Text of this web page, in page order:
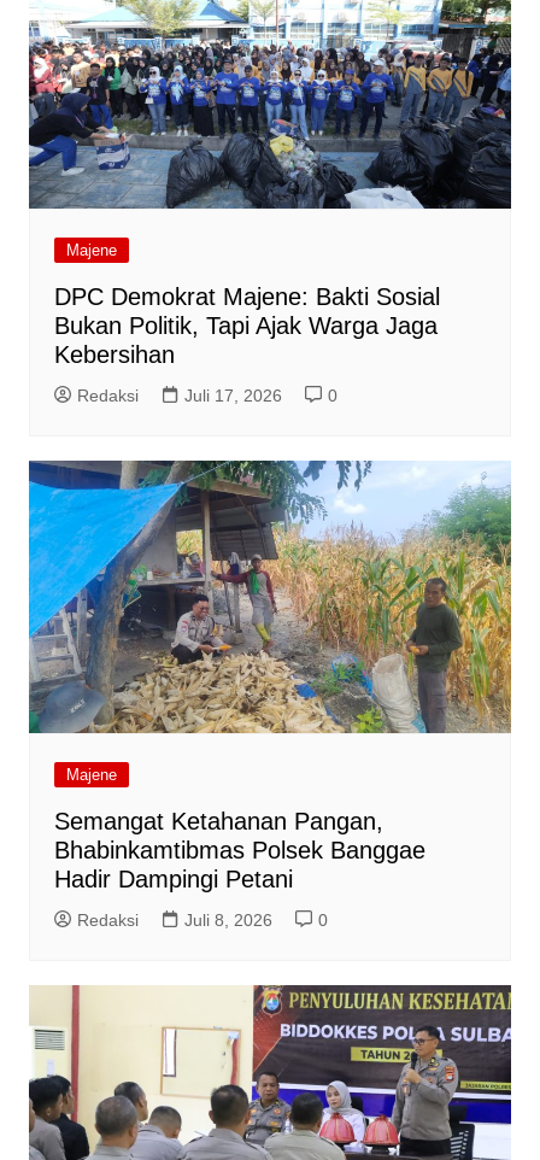
Majene
DPC Demokrat Majene: Bakti Sosial
Bukan Politik, Tapi Ajak Warga Jaga
Kebersihan
Redaksi Juli 17, 2026 0
Majene
Semangat Ketahanan Pangan,
Bhabinkamtibmas Polsek Banggae
Hadir Dampingi Petani
Redaksi Juli 8, 2026 0